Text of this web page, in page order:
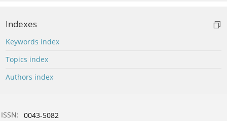
Indexes
Keywords index
Topics index
Authors index
ISSN: 0043-5082